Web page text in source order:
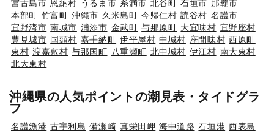
宮古島市 恩納村 うるま市 糸満市 北谷町 石垣市 那覇市
本部町 竹富町 沖縄市 久米島町 今帰仁村 読谷村 名護市
宜野湾市 南城市 浦添市 金武町 与那原町 大宜味村 宜野座村
豊見城市 国頭村 嘉手納町 伊平屋村 中城村 座間味村 西原町
東村 渡嘉敷村 与那国町 八重瀬町 北中城村 伊江村 南大東村
北大東村
沖縄県の人気ポイントの潮見表・タイドグラ
フ
名護漁港 古宇利島 備瀬崎 真栄田岬 海中道路 石垣港 西表島